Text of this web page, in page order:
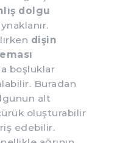
dolgu
dişin
boşluklar
Buradan
alt
oluşturabilir
edebilir.